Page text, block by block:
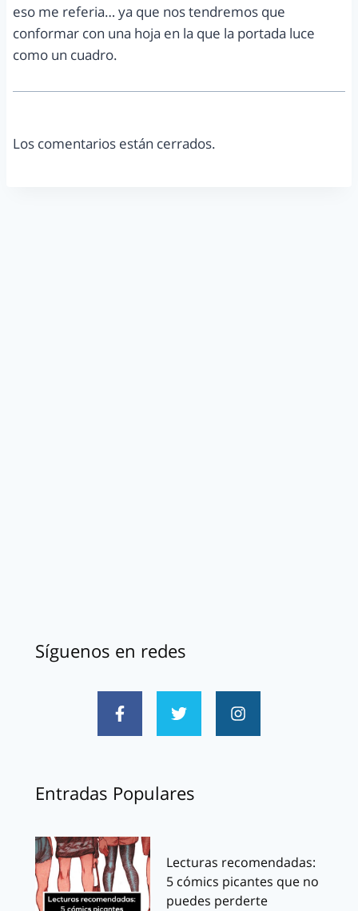
eso me referia… ya que nos tendremos que
conformar con una hoja en la que la portada luce
como un cuadro.
Los comentarios están cerrados.
Síguenos en redes
Entradas Populares
Lecturas recomendadas:
5 cómics picantes que no
puedes perderte